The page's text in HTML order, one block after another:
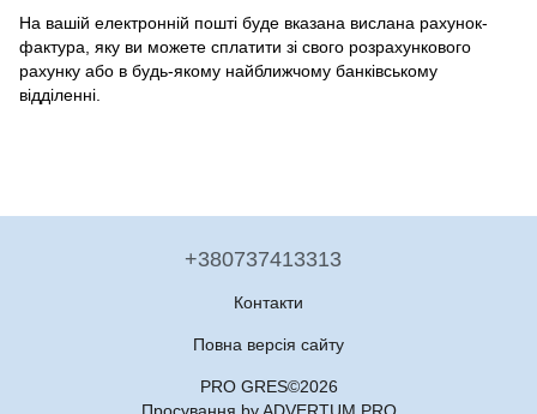
На вашій електронній пошті буде вказана вислана рахунок-
фактура, яку ви можете сплатити зі свого розрахункового
рахунку або в будь-якому найближчому банківському
відділенні.
+380737413313
Контакти
Повна версія сайту
PRO GRES©2026